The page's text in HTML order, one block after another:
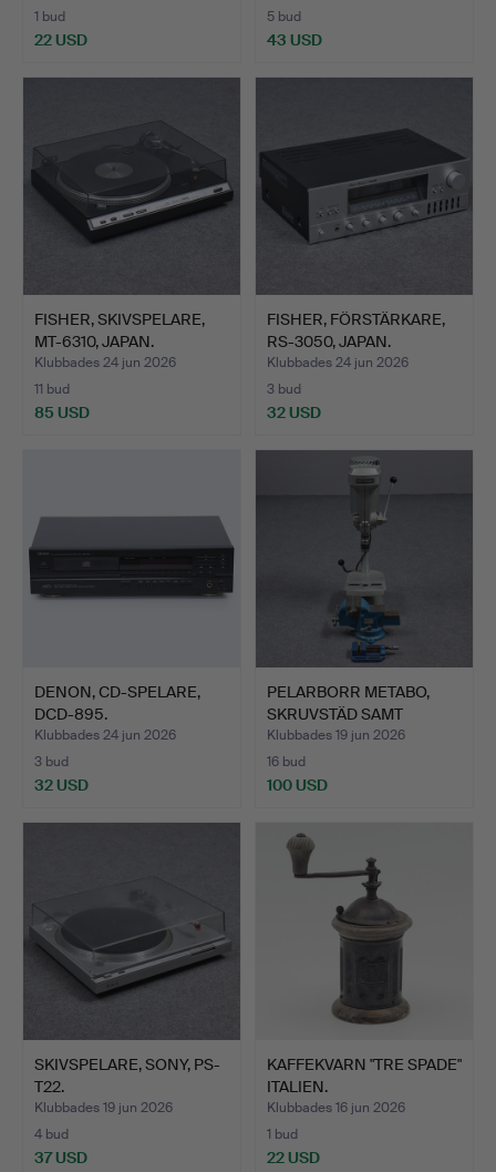
1 bud
22 USD
5 bud
43 USD
FISHER, SKIVSPELARE,
MT-6310, JAPAN.
Klubbades 24 jun 2026
11 bud
85 USD
FISHER, FÖRSTÄRKARE,
RS-3050, JAPAN.
Klubbades 24 jun 2026
3 bud
32 USD
DENON, CD-SPELARE,
DCD-895.
Klubbades 24 jun 2026
3 bud
32 USD
PELARBORR METABO,
SKRUVSTÄD SAMT
MASKINSKR…
Klubbades 19 jun 2026
16 bud
100 USD
SKIVSPELARE, SONY, PS-
T22.
Klubbades 19 jun 2026
4 bud
37 USD
KAFFEKVARN "TRE SPADE"
ITALIEN.
Klubbades 16 jun 2026
1 bud
22 USD